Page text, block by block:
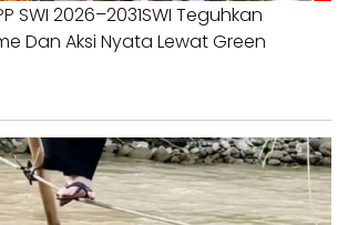
SWI 2026–2031SWI Teguhkan
Dan Aksi Nyata Lewat Green